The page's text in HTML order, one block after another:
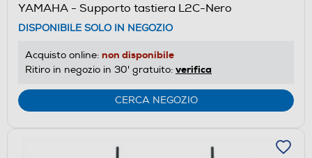
YAMAHA - Supporto tastiera L2C-Nero
DISPONIBILE SOLO IN NEGOZIO
Acquisto online: non disponibile
Ritiro in negozio in 30' gratuito: verifica
CERCA NEGOZIO